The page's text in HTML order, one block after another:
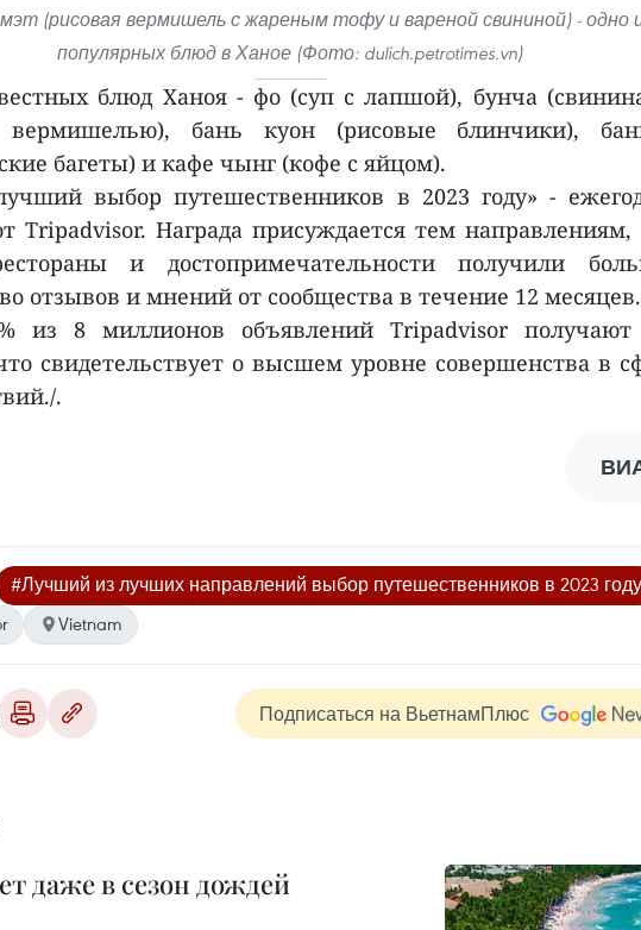
(рисовая вермишель с жареным тофу и вареной свининой) - одно
популярных блюд в Ханое (Фото: dulich.petrotimes.vn)
блюд Ханоя - фо (суп с лапшой), бунча
бань куон (рисовые блинчики),
багеты) и кафе чынг (кофе с яйцом).
выбор путешественников в 2023 году» -
Tripadvisor. Награда присуждается тем
и достопримечательности получили
отзывов и мнений от сообщества в течение 12 месяцев.
из 8 миллионов объявлений Tripadvisor получают
свидетельствует о высшем уровне совершенства в
.
#Лучший из лучших направлений выбор путешественников в 2023 году
Vietnam
Подписаться на ВьетнамПлюс
даже в сезон дождей